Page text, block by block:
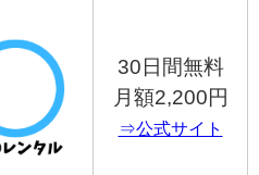
30日間無料
月額2,200円
⇒公式サイト